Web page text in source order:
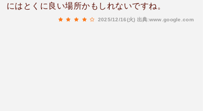
にはとくに良い場所かもしれないですね。
2025/12/16(火) 出典:www.google.com